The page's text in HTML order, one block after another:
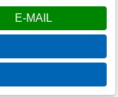
E-MAIL